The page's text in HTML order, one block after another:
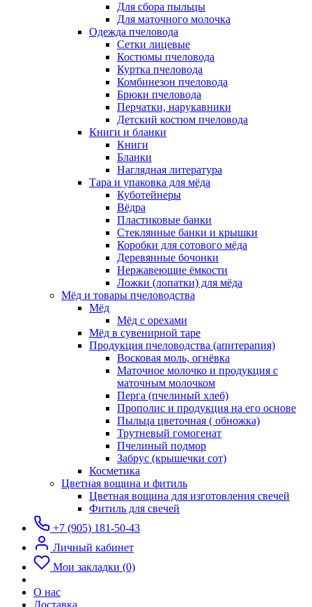
Для сбора пыльцы
Для маточного молочка
Одежда пчеловода
Сетки лицевые
Костюмы пчеловода
Куртка пчеловода
Комбинезон пчеловода
Брюки пчеловода
Перчатки, нарукавники
Детский костюм пчеловода
Книги и бланки
Книги
Бланки
Наглядная литература
Тара и упаковка для мёда
Куботейнеры
Вёдра
Пластиковые банки
Стеклянные банки и крышки
Коробки для сотового мёда
Деревянные бочонки
Нержавеющие ёмкости
Ложки (лопатки) для мёда
Мёд и товары пчеловодства
Мёд
Мёд с орехами
Мёд в сувенирной таре
Продукция пчеловодства (апитерапия)
Восковая моль, огнёвка
Маточное молочко и продукция с
маточным молочком
Перга (пчелиный хлеб)
Прополис и продукция на его основе
Пыльца цветочная ( обножка)
Трутневый гомогенат
Пчелиный подмор
Забрус (крышечки сот)
Косметика
Цветная вощина и фитиль
Цветная вощина для изготовления свечей
Фитиль для свечей
+7 (905) 181-50-43
Личный кабинет
Мои закладки (0)
О нас
Доставка